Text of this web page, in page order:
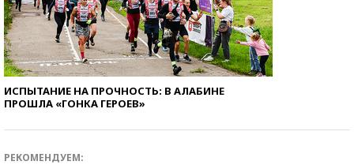
ИСПЫТАНИЕ НА ПРОЧНОСТЬ: В АЛАБИНЕ
ПРОШЛА «ГОНКА ГЕРОЕВ»
РЕКОМЕНДУЕМ: